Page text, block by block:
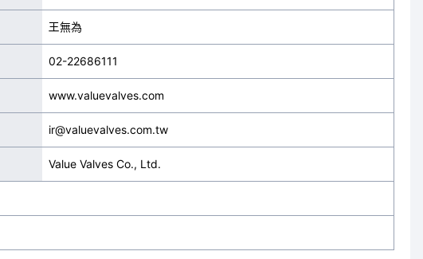
王無為
02-22686111
www.valuevalves.com
ir@valuevalves.com.tw
Value Valves Co., Ltd.